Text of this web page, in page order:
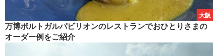
大阪
万博ポルトガルパビリオンのレストランでおひとりさまの
オーダー例をご紹介